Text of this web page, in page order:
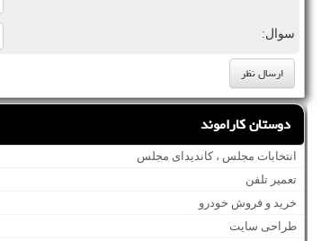
سوال:
دوستان کاراموند
انتخابات مجلس ، کاندیدای مجلس
تعمیر تلفن
خرید و فروش خودرو
طراحی سایت